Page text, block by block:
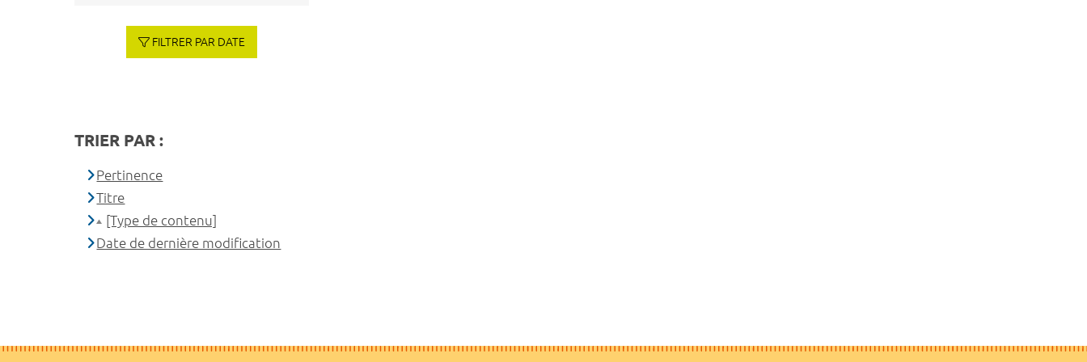
FILTRER PAR DATE
TRIER PAR :
Pertinence
Titre
[Type de contenu]
Date de dernière modification